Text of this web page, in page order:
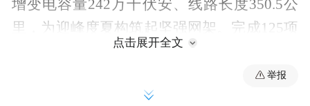
增变电容量242万千伏安、线路长度350.5公
里，为迎峰度夏构筑起坚强网架。完成125项
主网检修工作，闭环整改251项主配网设备缺
点击展开全文
举报